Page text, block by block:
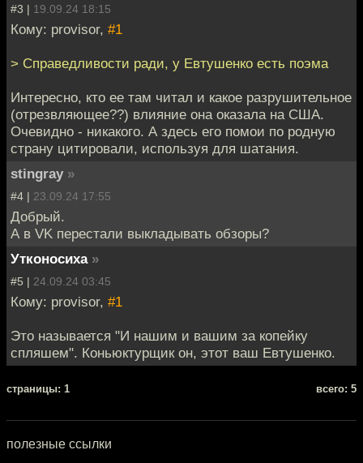
#3 | 19.09.24 18:15
Кому: provisor, #1
> Справедливости ради, у Евтушенко есть поэма
Интересно, кто ее там читал и какое разрушительное
(отрезвляющее??) влияние она оказала на США.
Очевидно - никакого. А здесь его помои по родную
страну цитировали, используя для шатания.
stingray »
#4 | 23.09.24 17:55
Добрый.
А в VK перестали выкладывать обзоры?
Утконосиха »
#5 | 24.09.24 03:45
Кому: provisor, #1
Это называется "И нашим и вашим за копейку
спляшем". Коньюктурщик он, этот ваш Евтушенко.
cтраницы: 1 всего: 5
полезные ссылки